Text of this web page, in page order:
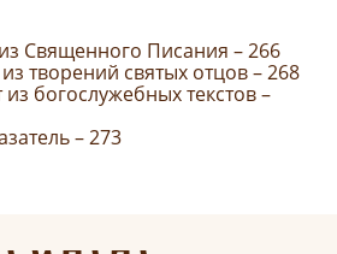
Священного Писания – 266
из творений святых отцов – 268
из богослужебных текстов –
– 273